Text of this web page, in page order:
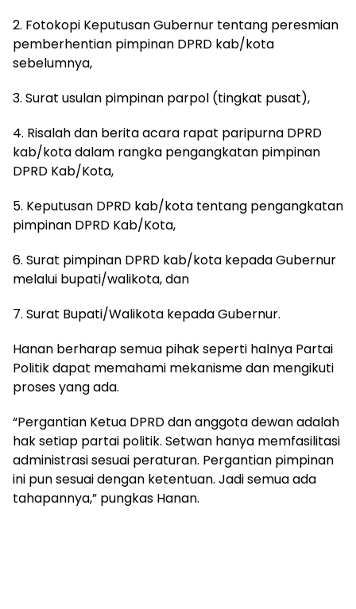
2. Fotokopi Keputusan Gubernur tentang peresmian
pemberhentian pimpinan DPRD kab/kota
sebelumnya,
3. Surat usulan pimpinan parpol (tingkat pusat),
4. Risalah dan berita acara rapat paripurna DPRD
kab/kota dalam rangka pengangkatan pimpinan
DPRD Kab/Kota,
5. Keputusan DPRD kab/kota tentang pengangkatan
pimpinan DPRD Kab/Kota,
6. Surat pimpinan DPRD kab/kota kepada Gubernur
melalui bupati/walikota, dan
7. Surat Bupati/Walikota kepada Gubernur.
Hanan berharap semua pihak seperti halnya Partai
Politik dapat memahami mekanisme dan mengikuti
proses yang ada.
“Pergantian Ketua DPRD dan anggota dewan adalah
hak setiap partai politik. Setwan hanya memfasilitasi
administrasi sesuai peraturan. Pergantian pimpinan
ini pun sesuai dengan ketentuan. Jadi semua ada
tahapannya,” pungkas Hanan.